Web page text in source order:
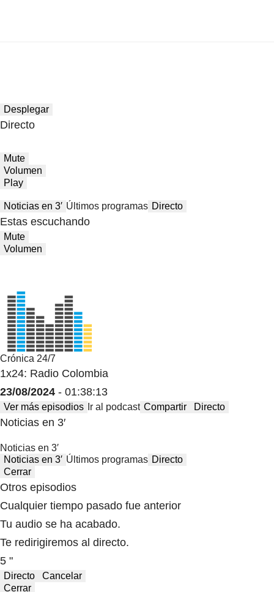
Desplegar
Directo
Mute
Volumen
Play
Noticias en 3′ Últimos programas Directo
Estas escuchando
Mute
Volumen
Crónica 24/7
1x24: Radio Colombia
23/08/2024 - 01:38:13
Ver más episodios Ir al podcast Compartir Directo
Noticias en 3′
Noticias en 3′
Noticias en 3′ Últimos programas Directo
Cerrar
Otros episodios
Cualquier tiempo pasado fue anterior
Tu audio se ha acabado.
Te redirigiremos al directo.
5 "
Directo
Cancelar
Cerrar